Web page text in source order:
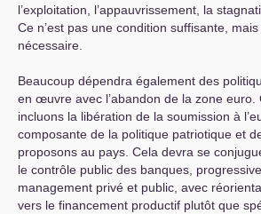
l’exploitation, l’appauvrissement, la
Ce n’est pas une condition suffisante, mais
nécessaire.
Beaucoup dépendra également des
en œuvre avec l’abandon de la zone euro.
incluons la libération de la soumission à
composante de la politique patriotique et
proposons au pays. Cela devra se
le contrôle public des banques,
management privé et public, avec
vers le financement productif plutôt que